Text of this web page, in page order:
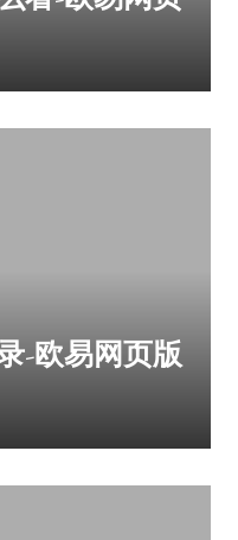
-欧易网页版